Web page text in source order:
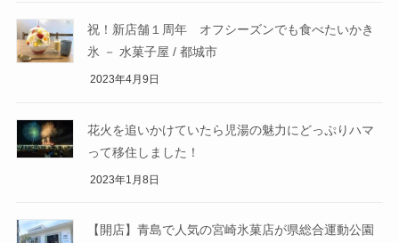
祝！新店舗１周年 オフシーズンでも食べたいかき
氷 － 水菓子屋 / 都城市
2023年4月9日
花火を追いかけていたら児湯の魅力にどっぷりハマ
って移住しました！
2023年1月8日
【開店】青島で人気の宮崎氷菓店が県総合運動公園